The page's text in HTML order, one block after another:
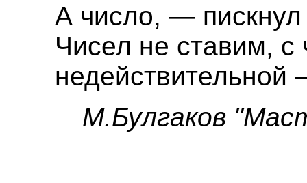
А число, —
Чисел не ставим, с
М.Булгаков